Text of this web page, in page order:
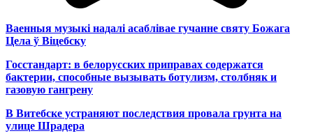
Ваенныя музыкі надалі асаблівае гучанне святу Божага
Цела ў Віцебску
Госстандарт: в белорусских приправах содержатся
бактерии, способные вызывать ботулизм, столбняк и
газовую гангрену
В Витебске устраняют последствия провала грунта на
улице Шрадера